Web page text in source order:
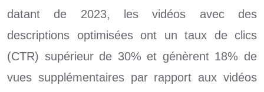
datant de 2023, les vidéos avec des
descriptions optimisées ont un taux de clics
(CTR) supérieur de 30% et génèrent 18% de
vues supplémentaires par rapport aux vidéos